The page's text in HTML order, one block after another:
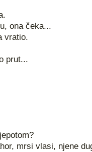
ona čeka...
vratio.
prut...
mrsi vlasi, njene